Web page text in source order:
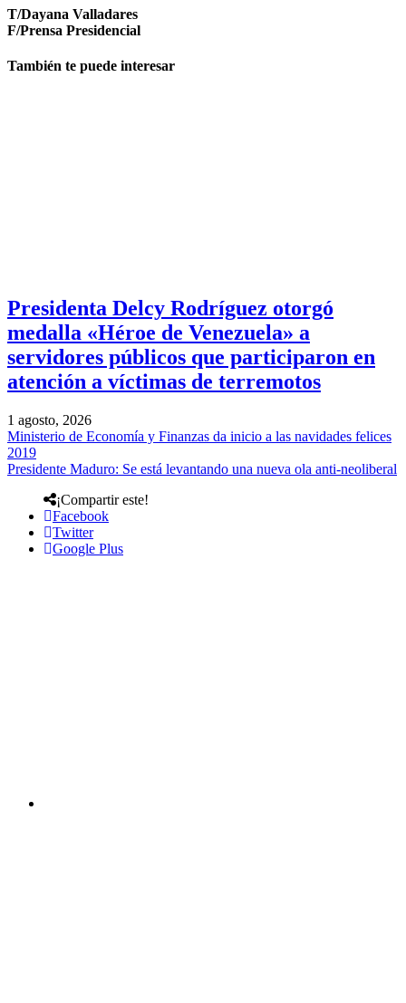
T/Dayana Valladares
F/Prensa Presidencial
También te puede interesar
Presidenta Delcy Rodríguez otorgó
medalla «Héroe de Venezuela» a
servidores públicos que participaron en
atención a víctimas de terremotos
1 agosto, 2026
Ministerio de Economía y Finanzas da inicio a las navidades felices
2019
Presidente Maduro: Se está levantando una nueva ola anti-neoliberal
¡Compartir este!
Facebook
Twitter
Google Plus